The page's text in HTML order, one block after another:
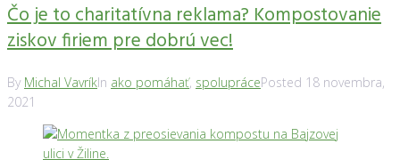
Čo je to charitatívna reklama? Kompostovanie
ziskov firiem pre dobrú vec!
By Michal VavríkIn ako pomáhať, spoluprácePosted 18 novembra,
2021